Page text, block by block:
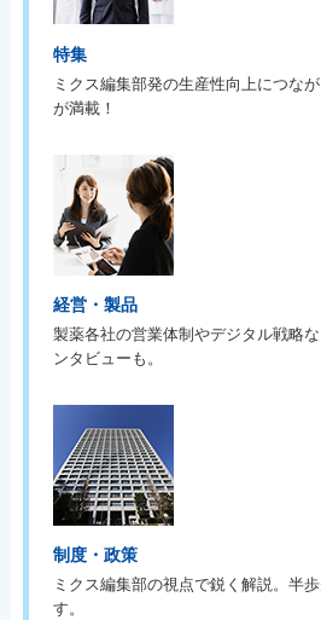
特集
ミクス編集部発の生産性向上につな
が満載！
経営・製品
製薬各社の営業体制やデジタル戦略
ンタビューも。
制度・政策
ミクス編集部の視点で鋭く解説。半
す。